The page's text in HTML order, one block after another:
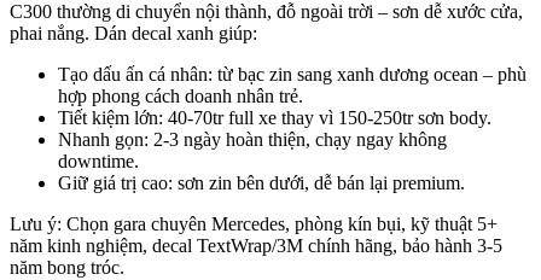
C300 thường di chuyển nội thành, đỗ ngoài trời – sơn dễ xước cửa,
phai nắng. Dán decal xanh giúp:
Tạo dấu ấn cá nhân: từ bạc zin sang xanh dương ocean – phù
hợp phong cách doanh nhân trẻ.
Tiết kiệm lớn: 40-70tr full xe thay vì 150-250tr sơn body.
Nhanh gọn: 2-3 ngày hoàn thiện, chạy ngay không
downtime.
Giữ giá trị cao: sơn zin bên dưới, dễ bán lại premium.
Lưu ý: Chọn gara chuyên Mercedes, phòng kín bụi, kỹ thuật 5+
năm kinh nghiệm, decal TextWrap/3M chính hãng, bảo hành 3-5
năm bong tróc.